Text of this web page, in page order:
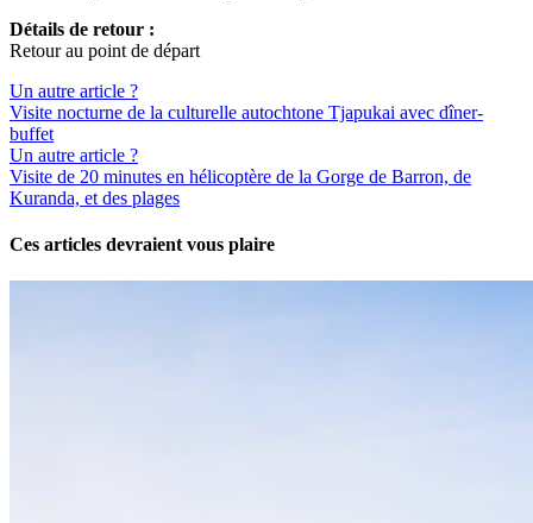
Détails de retour :
Retour au point de départ
Un autre article ?
Visite nocturne de la culturelle autochtone Tjapukai avec dîner-
buffet
Un autre article ?
Visite de 20 minutes en hélicoptère de la Gorge de Barron, de
Kuranda, et des plages
Ces articles devraient vous plaire